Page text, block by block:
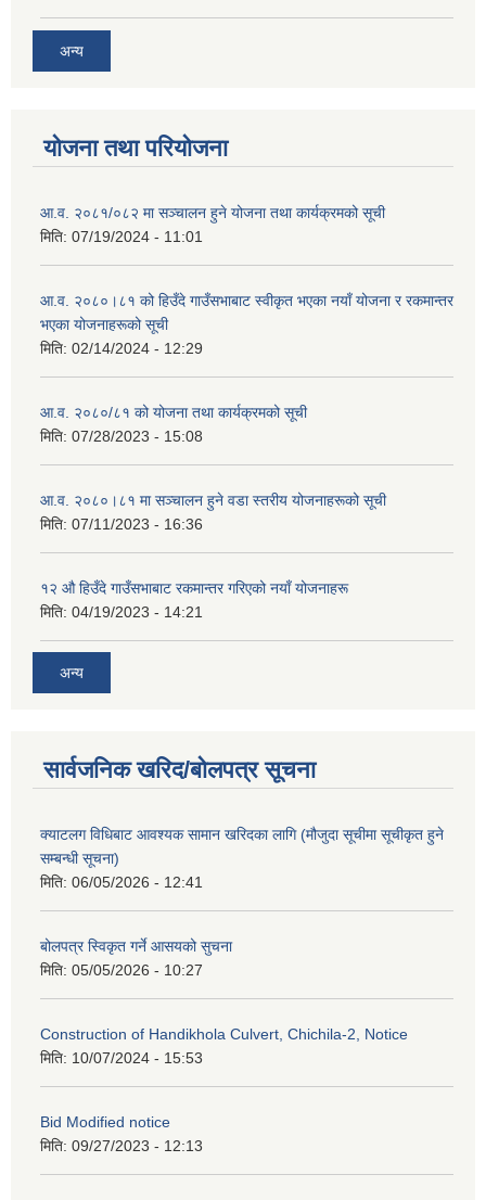
अन्य
योजना तथा परियोजना
आ.व. २०८१/०८२ मा सञ्चालन हुने योजना तथा कार्यक्रमको सूची
मिति: 07/19/2024 - 11:01
आ.व. २०८०।८१ को हिउँदे गाउँसभाबाट स्वीकृत भएका नयाँ योजना र रकमान्तर
भएका योजनाहरूको सूची
मिति: 02/14/2024 - 12:29
आ.व. २०८०/८१ को योजना तथा कार्यक्रमको सूची
मिति: 07/28/2023 - 15:08
आ.व. २०८०।८१ मा सञ्चालन हुने वडा स्तरीय योजनाहरूको सूची
मिति: 07/11/2023 - 16:36
१२ औ हिउँदे गाउँसभाबाट रकमान्तर गरिएको नयाँ योजनाहरू
मिति: 04/19/2023 - 14:21
अन्य
सार्वजनिक खरिद/बोलपत्र सूचना
क्याटलग विधिबाट आवश्यक सामान खरिदका लागि (मौजुदा सूचीमा सूचीकृत हुने
सम्बन्धी सूचना)
मिति: 06/05/2026 - 12:41
बोलपत्र स्विकृत गर्ने आसयको सुचना
मिति: 05/05/2026 - 10:27
Construction of Handikhola Culvert, Chichila-2, Notice
मिति: 10/07/2024 - 15:53
Bid Modified notice
मिति: 09/27/2023 - 12:13